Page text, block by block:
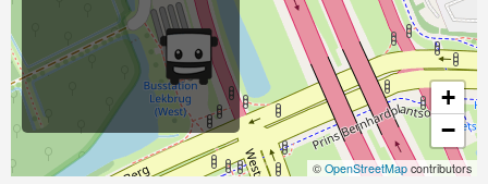
+
−
© OpenStreetMap contributors